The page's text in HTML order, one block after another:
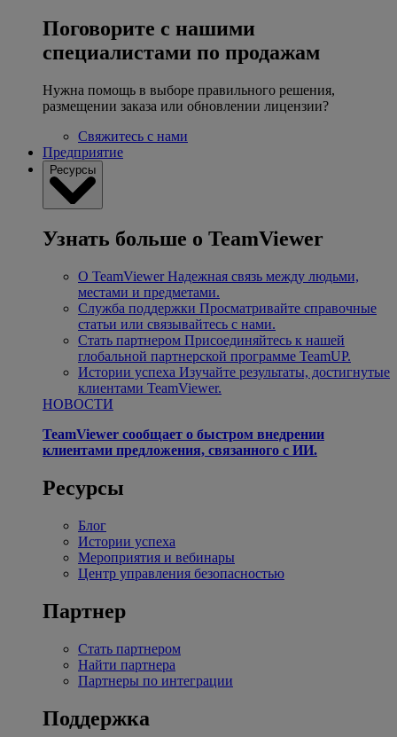
Поговорите с нашими
специалистами по продажам
Нужна помощь в выборе правильного решения,
размещении заказа или обновлении лицензии?
Свяжитесь с нами
Предприятие
Ресурсы
Узнать больше о TeamViewer
О TeamViewer Надежная связь между людьми,
местами и предметами.
Служба поддержки Просматривайте справочные
статьи или связывайтесь с нами.
Стать партнером Присоединяйтесь к нашей
глобальной партнерской программе TeamUP.
Истории успеха Изучайте результаты, достигнутые
клиентами TeamViewer.
НОВОСТИ
TeamViewer сообщает о быстром внедрении
клиентами предложения, связанного с ИИ.
Ресурсы
Блог
Истории успеха
Мероприятия и вебинары
Центр управления безопасностью
Партнер
Стать партнером
Найти партнера
Партнеры по интеграции
Поддержка